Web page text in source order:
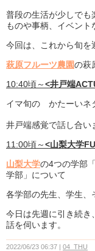
普段の生活が少しでも
ものや事柄、イベント
今回は、これから旬を
萩原フルーツ農園の萩
10:40頃～<井戸端
イマ旬の かたーいネ
井戸端感覚で話し合い
11:00頃～<山梨大学
山梨大学の4つの学部
学部」について
各学部の先生、学生、
今日は先週に引き続き
話を伺います。
2022/06/23 06:37 04_THU